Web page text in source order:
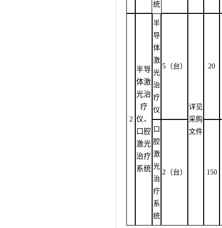
统
2
半导
体激
光治
疗
仪、
口腔
激光
治疗
系统
半
导
体
激
光
治
疗
仪
5 （台）
详见
采购
文件
20
口
腔
激
光
治
疗
系
统
2 （台） 150